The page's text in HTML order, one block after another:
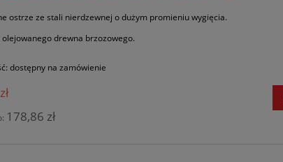
ostrze ze stali nierdzewnej o dużym promieniu wygięcia.
olejowanego drewna brzozowego.
dostępny na zamówienie
178,86 zł